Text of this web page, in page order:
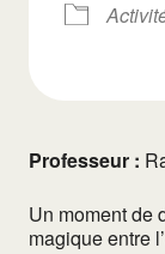
Professeur :
Un moment de
magique entre